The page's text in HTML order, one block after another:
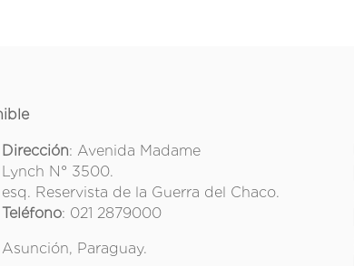
Dirección: Avenida Madame
Lynch N° 3500.
esq. Reservista de la Guerra del Chaco.
Teléfono: 021 2879000
Asunción, Paraguay.